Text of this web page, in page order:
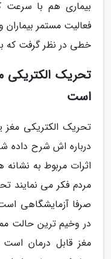
بیماری هم با سرعت
فعالیت مستمر
خطی در نظر گرفت که
تحریک الکتریکی
است
تحریک الکتریکی
درباره اش شرح داده
اثرات مربوط به
مردم فکر می نمایند
صرفا آزمایشگاهی
در وخیم ترین حالت
مغز قابل درمان